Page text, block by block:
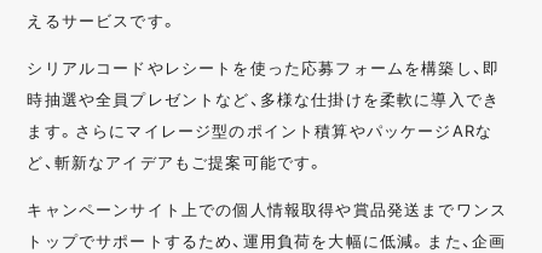
えるサービスです。
シリアルコードやレシートを使った応募フォームを構築し、即
時抽選や全員プレゼントなど、多様な仕掛けを柔軟に導入でき
ます。さらにマイレージ型のポイント積算やパッケージARな
ど、斬新なアイデアもご提案可能です。
キャンペーンサイト上での個人情報取得や賞品発送までワンス
トップでサポートするため、運用負荷を大幅に低減。また、企画